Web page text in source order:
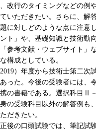
改行のタイミングなどの例
いただきたい。さらに、解
に対しどのような点に注意
ト」や、基礎知識と技術動
参考文献・ウェブサイト」
構成としている。
）年度から技術士第二次
った。今後の受験者には、
の書籍である。選択科目Ⅱ
の受験科目以外の解答例も
だきたい。
後の口頭試験では、筆記試